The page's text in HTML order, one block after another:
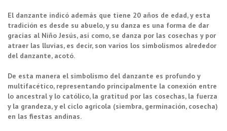
El danzante indicó además que tiene 20 años de edad, y esta
tradición es desde su abuelo, y su danza es una forma de dar
gracias al Niño Jesús, así como, se danza por las cosechas y por
atraer las lluvias, es decir, son varios los simbolismos alrededor
del danzante, acotó.
De esta manera el simbolismo del danzante es profundo y
multifacético, representando principalmente la conexión entre
lo ancestral y lo católico, la gratitud por las cosechas, la fuerza
y la grandeza, y el ciclo agrícola (siembra, germinación, cosecha)
en las fiestas andinas.